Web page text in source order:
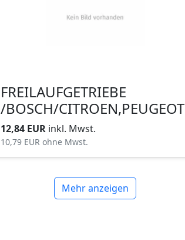
FREILAUFGETRIEBE
/BOSCH/CITROEN,PEUGEOT
12,84 EUR inkl. Mwst.
10,79 EUR ohne Mwst.
Mehr anzeigen